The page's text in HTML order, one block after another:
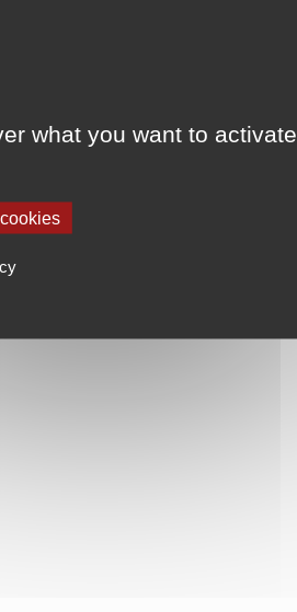
what you want to activate